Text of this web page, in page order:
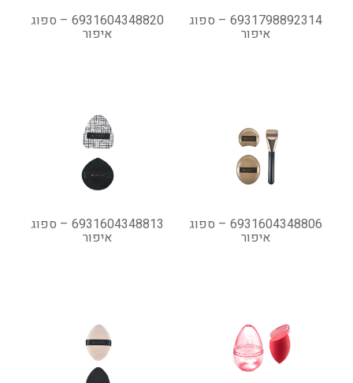
6931798892314 – ספוג
איפור
6931604348820 – ספוג
איפור
6931604348806 – ספוג
איפור
6931604348813 – ספוג
איפור